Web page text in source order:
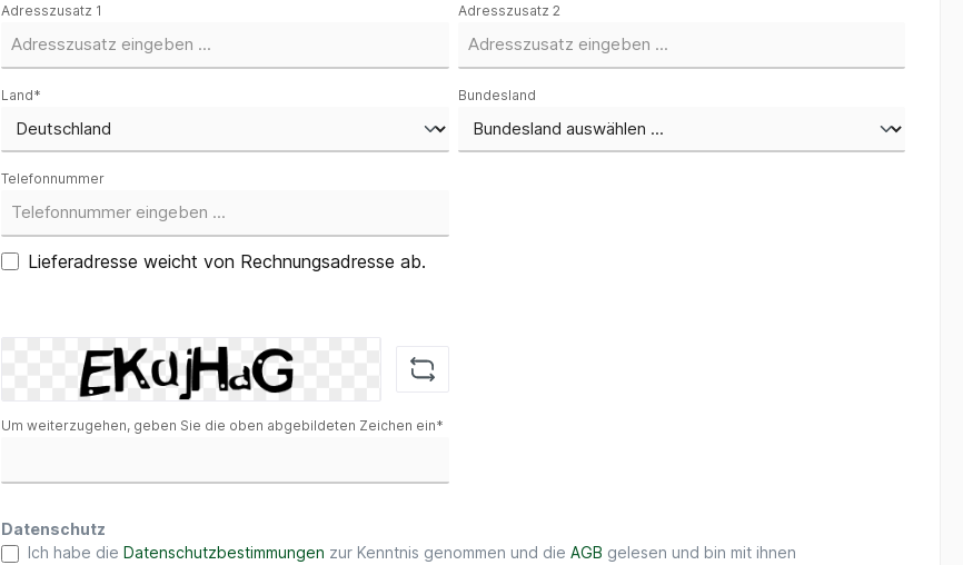
Adresszusatz 1 Adresszusatz 2
Land* Bundesland
Telefonnummer
Lieferadresse weicht von Rechnungsadresse ab.
Um weiterzugehen, geben Sie die oben abgebildeten Zeichen ein*
Datenschutz
Ich habe dieDatenschutzbestimmungen zur Kenntnis genommen und dieAGB gelesen und bin mit ihnen